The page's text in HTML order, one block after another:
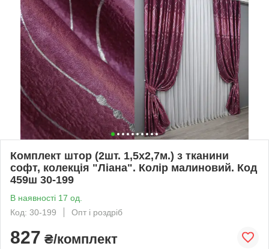
Комплект штор (2шт. 1,5х2,7м.) з тканини
софт, колекція "Ліана". Колір малиновий. Код
459ш 30-199
В наявності 17 од.
Код: 30-199
Опт і роздріб
827 ₴/комплект